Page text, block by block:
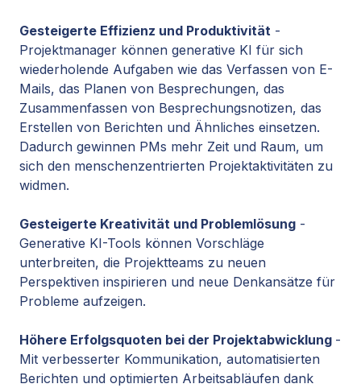
Gesteigerte Effizienz und Produktivität -
Projektmanager können generative KI für sich
wiederholende Aufgaben wie das Verfassen von E-
Mails, das Planen von Besprechungen, das
Zusammenfassen von Besprechungsnotizen, das
Erstellen von Berichten und Ähnliches einsetzen.
Dadurch gewinnen PMs mehr Zeit und Raum, um
sich den menschenzentrierten Projektaktivitäten zu
widmen.
Gesteigerte Kreativität und Problemlösung -
Generative KI-Tools können Vorschläge
unterbreiten, die Projektteams zu neuen
Perspektiven inspirieren und neue Denkansätze für
Probleme aufzeigen.
Höhere Erfolgsquoten bei der Projektabwicklung -
Mit verbesserter Kommunikation, automatisierten
Berichten und optimierten Arbeitsabläufen dank